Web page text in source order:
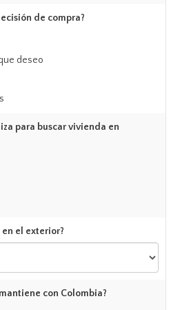
de compra?
deseo
para buscar vivienda en
el exterior?
con Colombia?